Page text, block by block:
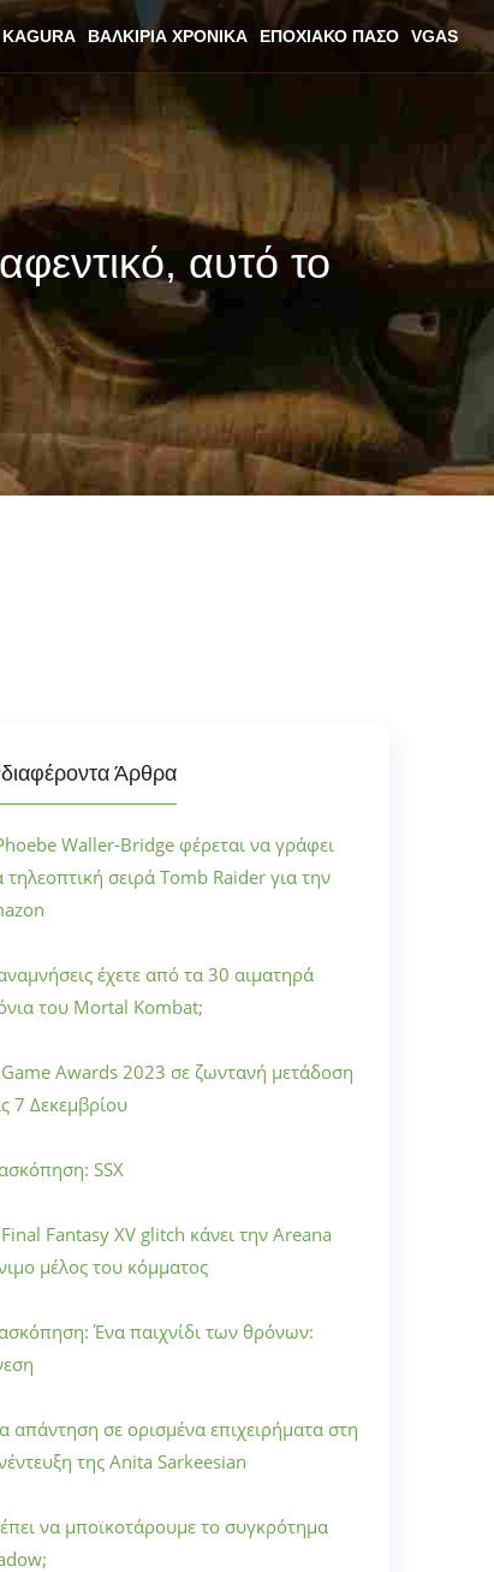
ΒΑΛΚΊΡΙΑ ΧΡΟΝΙΚΆ ΕΠΟΧΙΑΚΌ ΠΆΣΟ VGAS
αυτό το
Άρθρα
Waller-Bridge φέρεται να γράφει
τηλεοπτική σειρά Tomb Raider για την
έχετε από τα 30 αιματηρά
του Mortal Kombat;
Awards 2023 σε ζωντανή μετάδοση
7 Δεκεμβρίου
SSX
Fantasy XV glitch κάνει την Areana
μέλος του κόμματος
Ένα παιχνίδι των θρόνων:
απάντηση σε ορισμένα επιχειρήματα στη
της Anita Sarkeesian
να μποϊκοτάρουμε το συγκρότημα